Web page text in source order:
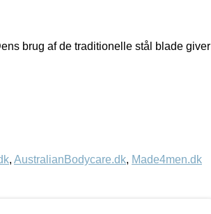
brug af de traditionelle stål blade giver
, AustralianBodycare.dk, Made4men.dk